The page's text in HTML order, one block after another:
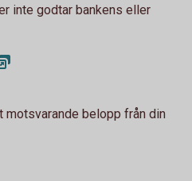
inte godtar bankens eller
motsvarande belopp från din